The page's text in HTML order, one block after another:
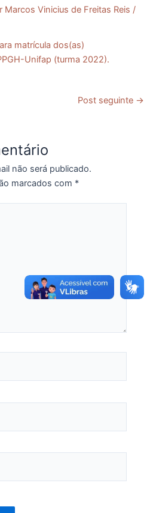
Marcos Vinicius de Freitas Reis /
matrícula dos(as)
Unifap (turma 2022).
Post seguinte →
não será publicado.
marcados com *